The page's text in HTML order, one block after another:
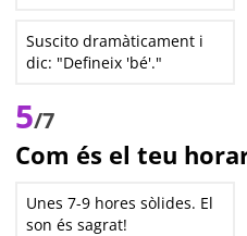
Suscito dramàticament i
dic: "Defineix 'bé'."
5/7
Com és el teu
Unes 7-9 hores sòlides. El
son és sagrat!